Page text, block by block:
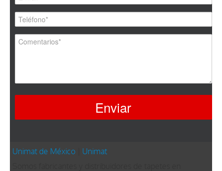
Unimat de México
Unimat